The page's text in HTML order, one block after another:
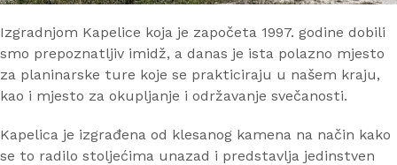
Izgradnjom Kapelice koja je započeta 1997. godine dobili
smo prepoznatljiv imidž, a danas je ista polazno mjesto
za planinarske ture koje se prakticiraju u našem kraju,
kao i mjesto za okupljanje i održavanje svečanosti.
Kapelica je izgrađena od klesanog kamena na način kako
se to radilo stoljećima unazad i predstavlja jedinstven